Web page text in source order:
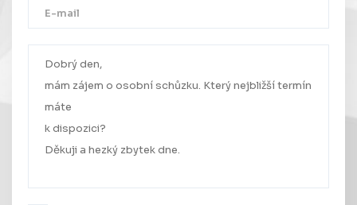
Vaše zpráva byla úspěšně odeslána.